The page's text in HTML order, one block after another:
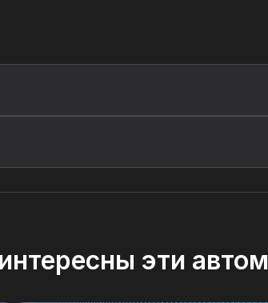
эти